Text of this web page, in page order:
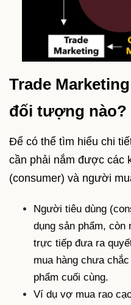
Trade
đối tượng nào?
Để có thể tìm hiểu chi
cần phải nắm được các
(consumer) và người
Người tiêu dùng
dụng sản phẩm,
trực tiếp đưa ra
mua hàng chưa
phẩm cuối cùng.
Ví dụ vợ mua rao